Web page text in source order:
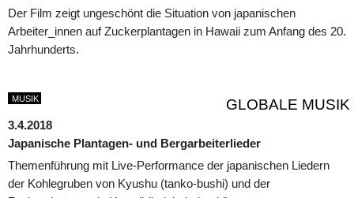
Der Film zeigt ungeschönt die Situation von japanischen
Arbeiter_innen auf Zuckerplantagen in Hawaii zum Anfang des 20.
Jahrhunderts.
GLOBALE MUSIK
MUSIK
3.4.2018
Japanische Plantagen- und Bergarbeiterlieder
Themenführung mit Live-Performance der japanischen Liedern
der Kohlegruben von Kyushu (tanko-bushi) und der